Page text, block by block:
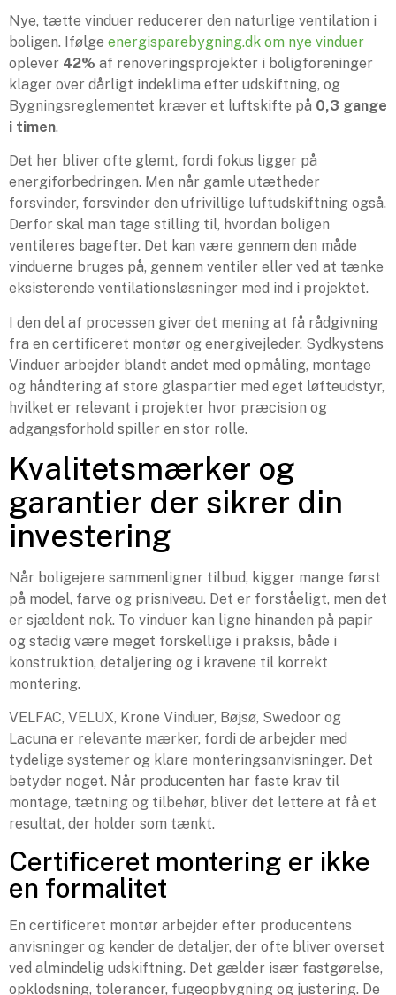
Nye, tætte vinduer reducerer den naturlige ventilation i
boligen. Ifølge energisparebygning.dk om nye vinduer
oplever 42% af renoveringsprojekter i boligforeninger
klager over dårligt indeklima efter udskiftning, og
Bygningsreglementet kræver et luftskifte på 0,3 gange
i timen.
Det her bliver ofte glemt, fordi fokus ligger på
energiforbedringen. Men når gamle utætheder
forsvinder, forsvinder den ufrivillige luftudskiftning også.
Derfor skal man tage stilling til, hvordan boligen
ventileres bagefter. Det kan være gennem den måde
vinduerne bruges på, gennem ventiler eller ved at tænke
eksisterende ventilationsløsninger med ind i projektet.
I den del af processen giver det mening at få rådgivning
fra en certificeret montør og energivejleder. Sydkystens
Vinduer arbejder blandt andet med opmåling, montage
og håndtering af store glaspartier med eget løfteudstyr,
hvilket er relevant i projekter hvor præcision og
adgangsforhold spiller en stor rolle.
Kvalitetsmærker og
garantier der sikrer din
investering
Når boligejere sammenligner tilbud, kigger mange først
på model, farve og prisniveau. Det er forståeligt, men det
er sjældent nok. To vinduer kan ligne hinanden på papir
og stadig være meget forskellige i praksis, både i
konstruktion, detaljering og i kravene til korrekt
montering.
VELFAC, VELUX, Krone Vinduer, Bøjsø, Swedoor og
Lacuna er relevante mærker, fordi de arbejder med
tydelige systemer og klare monteringsanvisninger. Det
betyder noget. Når producenten har faste krav til
montage, tætning og tilbehør, bliver det lettere at få et
resultat, der holder som tænkt.
Certificeret montering er ikke
en formalitet
En certificeret montør arbejder efter producentens
anvisninger og kender de detaljer, der ofte bliver overset
ved almindelig udskiftning. Det gælder især fastgørelse,
opklodsning, tolerancer, fugeopbygning og justering. De